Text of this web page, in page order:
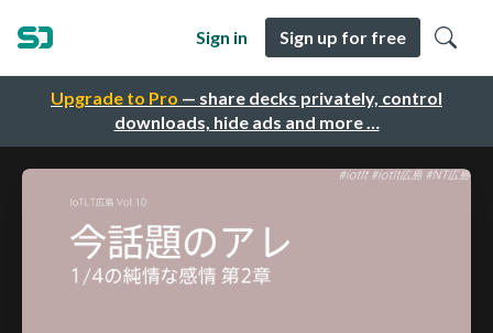
Upgrade to Pro — share decks privately, control
downloads, hide ads and more …
Sign in Sign up for free